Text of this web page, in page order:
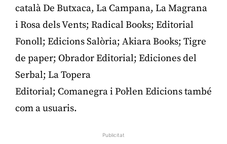
català De Butxaca, La Campana, La Magrana
i Rosa dels Vents; Radical Books; Editorial
Fonoll; Edicions Salòria; Akiara Books; Tigre
de paper; Obrador Editorial; Ediciones del
Serbal; La Topera
Editorial; Comanegra i Pol·len Edicions també
com a usuaris.
Publicitat